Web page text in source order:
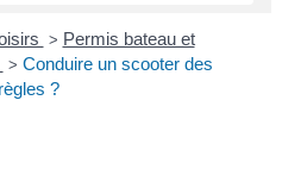
> Permis bateau et
> Conduire un scooter des
?